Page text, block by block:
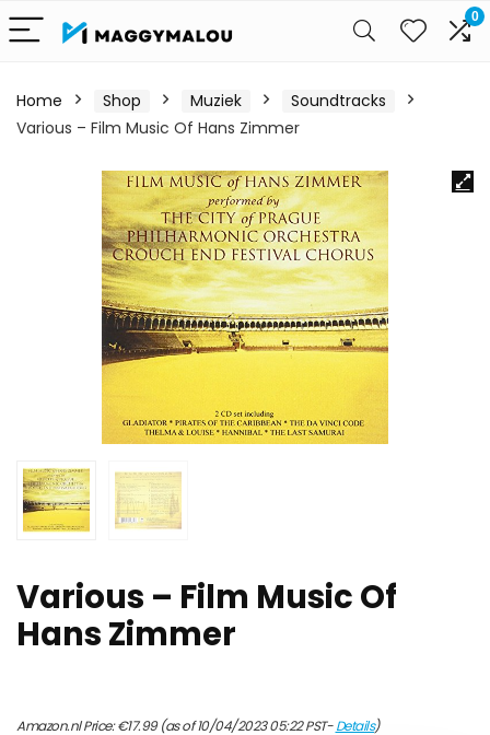
0
Home Shop Muziek
Soundtracks
Various – Film Music Of Hans Zimmer
Various – Film Music Of
Hans Zimmer
Amazon.nl Price:€17.99(as of 10/04/2023 05:22 PST-Details)